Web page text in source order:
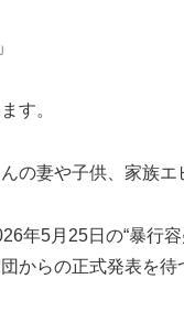
す。
の妻や子供、家族
年5月25日の“暴行
からの正式発表を